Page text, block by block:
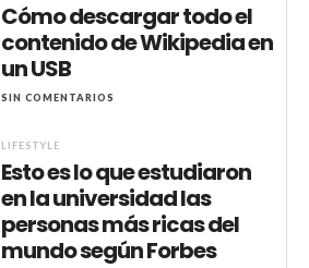
Cómo descargar todo el
contenido de Wikipedia en
un USB
SIN COMENTARIOS
LIFESTYLE
Esto es lo que estudiaron
en la universidad las
personas más ricas del
mundo según Forbes